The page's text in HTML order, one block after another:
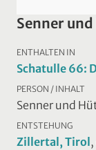
Senner
ENTHALTEN IN
Schatulle 66:
PERSON / INHALT
Senner und
ENTSTEHUNG
Zillertal, Tirol